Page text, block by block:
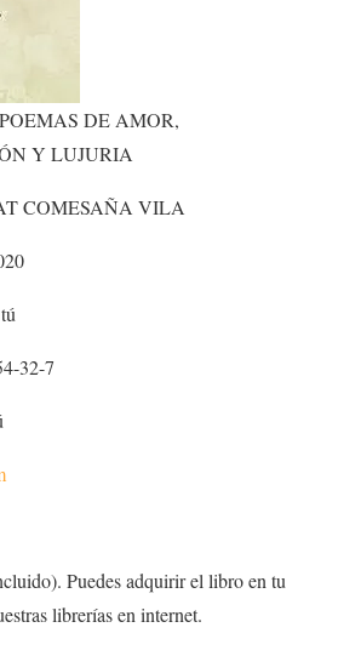
DE AMOR,
Y LUJURIA
COMESAÑA VILA
32-7
Puedes adquirir el libro en tu
librerías en internet.